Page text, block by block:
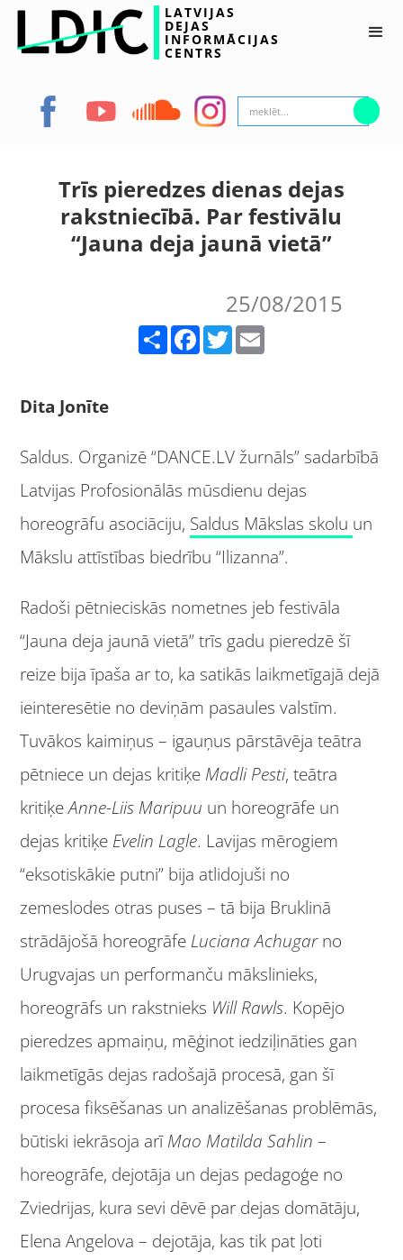
LATVIJAS
DEJAS
INFORMĀCIJAS
CENTRS
Trīs pieredzes dienas dejas
rakstniecībā. Par festivālu
“Jauna deja jaunā vietā”
25/08/2015
Facebook Twitter
Dita Jonīte
Saldus. Organizē “DANCE.LV žurnāls” sadarbībā
Latvijas Profosionālās mūsdienu dejas
horeogrāfu asociāciju, Saldus Mākslas skolu un
Mākslu attīstības biedrību “Ilizanna”.
Radoši pētnieciskās nometnes jeb festivāla
“Jauna deja jaunā vietā” trīs gadu pieredzē šī
reize bija īpaša ar to, ka satikās laikmetīgajā dejā
ieinteresētie no deviņām pasaules valstīm.
Tuvākos kaimiņus – igauņus pārstāvēja teātra
pētniece un dejas kritiķe Madli Pesti, teātra
kritiķeAnne-Liis Maripuu un horeogrāfe un
dejas kritiķe Evelin Lagle. Lavijas mērogiem
“eksotiskākie putni” bija atlidojuši no
zemeslodes otras puses – tā bija Bruklinā
strādājošā horeogrāfe Luciana Achugarno
Urugvajas un performanču mākslinieks,
horeogrāfs un rakstnieks Will Rawls. Kopējo
pieredzes apmaiņu, mēģinot iedziļināties gan
laikmetīgās dejas radošajā procesā, gan šī
procesa fiksēšanas un analizēšanas problēmās,
būtiski iekrāsoja arīMao Matilda Sahlin –
horeogrāfe, dejotāja un dejas pedagoģe no
Zviedrijas, kura sevi dēvē par dejas domātāju,
Elena Angelova – dejotāja, kas tik pat ļoti